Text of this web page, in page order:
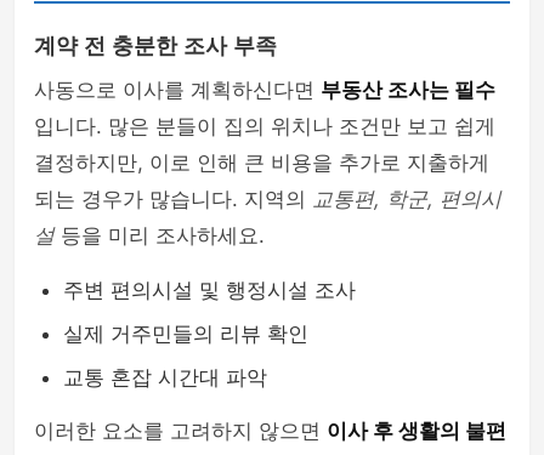
계약 전 충분한 조사 부족
사동으로 이사를 계획하신다면 부동산 조사는 필수
입니다. 많은 분들이 집의 위치나 조건만 보고 쉽게
결정하지만, 이로 인해 큰 비용을 추가로 지출하게
되는 경우가 많습니다. 지역의 교통편, 학군, 편의시
설등을 미리 조사하세요.
주변 편의시설 및 행정시설 조사
실제 거주민들의 리뷰 확인
교통 혼잡 시간대 파악
이러한 요소를 고려하지 않으면 이사 후 생활의 불편